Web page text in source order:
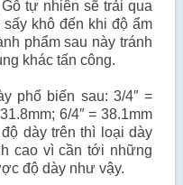
tự nhiên sẽ trải qua
khô đến khi độ ẩm
phẩm sau này tránh
khác tấn công.
phổ biến sau: 3/4″ =
6/4″ = 38.1mm
dày trên thì loại dày
cao vì cần tới những
độ dày như vậy.